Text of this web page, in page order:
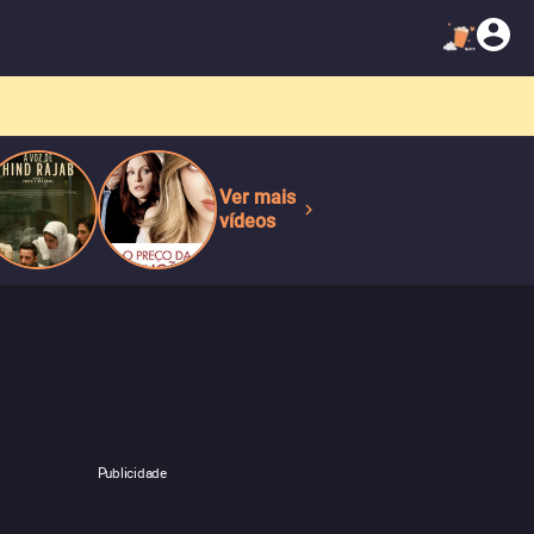
Ver mais
vídeos
Publicidade